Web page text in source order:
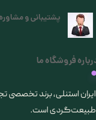
فروشگاه ما
​ایران استنلی، برند
طبیعت‌گردی است.
پشتیبانی و مشاوره